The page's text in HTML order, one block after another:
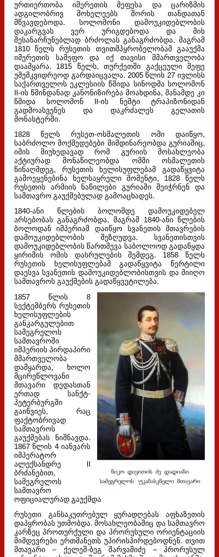
ურთიერთობა იმერეთის მეფესა და ცარიზმის
ადგილობრივ მოხელეებს შორის თანდათან
მწვავდებოდა. სოლომონი დამოუკიდებლობის
დაკარგვას ვერ ურიგდებოდა და მის
შესანარჩუნებლად ბრძოლას განაგრძობდა, მაგრამ
1810 წელს რუსეთის თვითმპყრობელობამ გააუქმა
იმერეთის სამეფო და იქ თავისი მმართველობა
დაამყარა. 1815 წელს, თურქეთში გაქცეული მეფე
უმემკვიდრეოდ გარდაიცვალა. 2005 წლის 27 ივლისს
საქართველოს ეკლესიის წმიდა სინოდმა სოლომონ
II-ის წმინდანად კანონიზირება მოახდინა, მანამდე კი
წმიდა სოლომონ II-ის ნეშტი ტრაპიზონიდან
გადმოასვენეს და დაკრძალეს გელათის
მონასტერში.
1828 წელს რუსეთ-ოსმალეთის ომი დაიწყო,
საბრძოლო მოქმედებები მიმდინარეობდა გურიაშიც,
იმის მიუხედავად რომ გურიის მოსახლეობა
აქტიურად მონაწილეობდა ომში ოსმალეთის
წინაღმდეგ, რუსეთის ხელისუფლებამ გადაწყვიტა
გამოეყენებინა ხელსაყრელი მომენტი, 1828 წელს
რუსეთის არმიის ნაწილები გურიაში შეიჭრნენ და
სამთავრო გაუქმებულად გამოაცხადეს.
1840-ანი წლების ბოლომდე დამოუკიდებელ
არსებობას განაგრძობდა, მაგრამ 1840-ანი წლების
ბოლოდან იმპერიამ დაიწყო სვანეთის მთავრების
დამოუკიდებლობის შეზღუდვა. სვანეთისთვის
დამოუკიდებლობის წართმევა საბოლოოდ გადაწყდა
ყირიმის ომის დასრულების შემდეგ. 1858 წელს
რუსეთის ხელისუფლებამ გადაწყვიტა წერტილი
დაესვა სვანეთის დამოუკიდებლობისთვის და მიიღო
სამთავროს გაუქმების გადაწყვეტილება.
1857 წლის 8
სექტემბერს რუსეთის
ხელისუფლების
განკარგულებით
სამეგრელოს
სამთავროში
იმპერიის პირდაპირი
მმართველობა
დამყარდა, ხოლო
მცირეწლოვანი
მთავარი დედასთან
ერთად სანქტ-
პეტერბურგში
გაიწვიეს, რაც
ფაქტობრივად
სამთავროს
გაუქმებას ნიშნავდა.
1867 წლის 4 იანვარს
იმპერატორ
ალექსანდრე II
ბრძანებით,
სამეგრელოს
სამთავრო
ოფიციალურად გაუქმდა
რუსეთი განსაკუთრებულ ყურადღებას აფხაზეთის
დაპყრობას უთმობდა. მოსახლეობაშიც და სამთავრო
კარზეც პროთურქული და პრორუსული ორიენტაციის
მიმდევრები ერთმანეთს უპირისპირდებოდნენ. თვით
მთავარი – ქელეშ-ბეგ შარვაშიძე – პრორუსულ